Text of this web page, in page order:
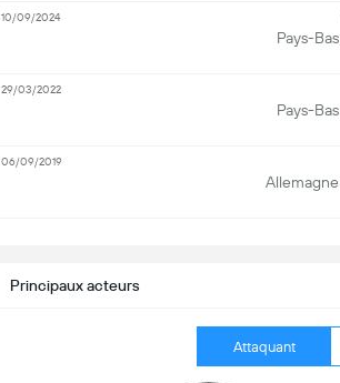
Principaux acteurs
Attaquant
Pays-Bas
10/09/2024
Pays-Bas
29/03/2022
Allemagne
06/09/2019